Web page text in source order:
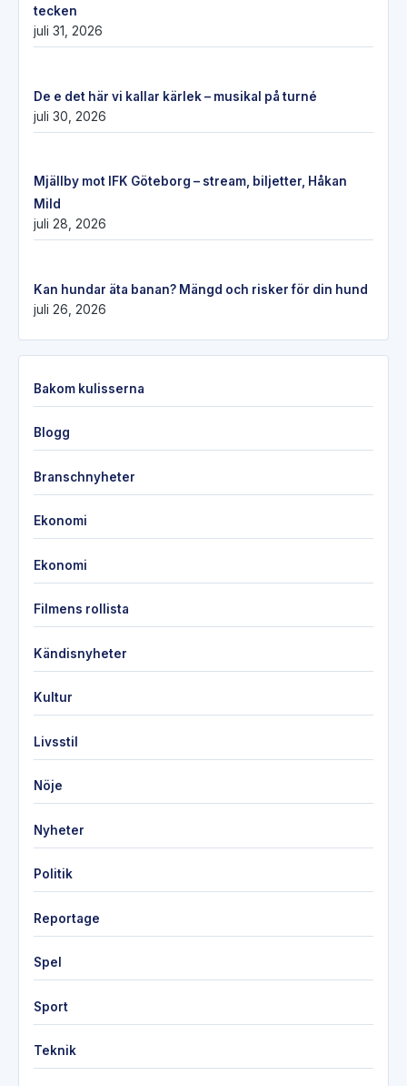
tecken
juli 31, 2026
De e det här vi kallar kärlek – musikal på turné
juli 30, 2026
Mjällby mot IFK Göteborg – stream, biljetter, Håkan
Mild
juli 28, 2026
Kan hundar äta banan? Mängd och risker för din hund
juli 26, 2026
Bakom kulisserna
Blogg
Branschnyheter
Ekonomi
Ekonomi
Filmens rollista
Kändisnyheter
Kultur
Livsstil
Nöje
Nyheter
Politik
Reportage
Spel
Sport
Teknik